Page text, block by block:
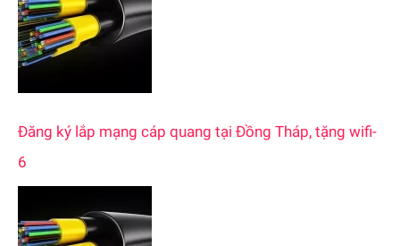
Đăng ký lắp mạng cáp quang tại Đồng Tháp, tặng wifi-
6